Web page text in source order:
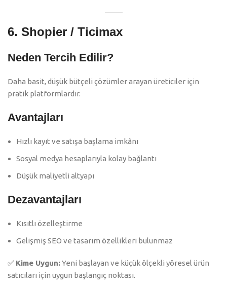
6. Shopier / Ticimax
Neden Tercih Edilir?
Daha basit, düşük bütçeli çözümler arayan üreticiler için
pratik platformlardır.
Avantajları
Hızlı kayıt ve satışa başlama imkânı
Sosyal medya hesaplarıyla kolay bağlantı
Düşük maliyetli altyapı
Dezavantajları
Kısıtlı özelleştirme
Gelişmiş SEO ve tasarım özellikleri bulunmaz
✅ Kime Uygun:Yeni başlayan ve küçük ölçekli yöresel ürün
satıcıları için uygun başlangıç noktası.